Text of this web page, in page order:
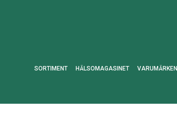
SORTIMENT HÄLSOMAGASINET VARUMÄRKEN